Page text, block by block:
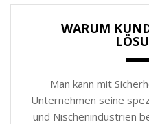
WARUM
Man kann mit
Unternehmen seine
und Nischenindustrien